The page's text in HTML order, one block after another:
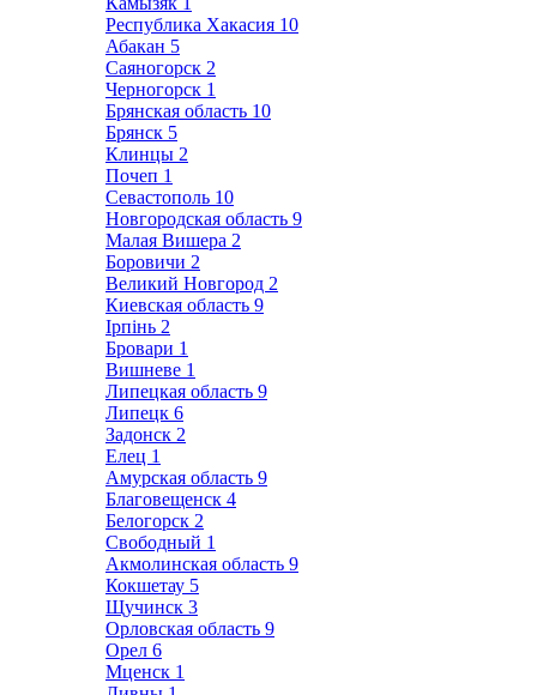
Республика Хакасия 10
Абакан 5
Саяногорск 2
Черногорск 1
Брянская область 10
Брянск 5
Клинцы 2
Почеп 1
Севастополь 10
Новгородская область 9
Малая Вишера 2
Боровичи 2
Великий Новгород 2
Киевская область 9
Ірпінь 2
Бровари 1
Вишневе 1
Липецкая область 9
Липецк 6
Задонск 2
Елец 1
Амурская область 9
Благовещенск 4
Белогорск 2
Свободный 1
Акмолинская область 9
Кокшетау 5
Щучинск 3
Орловская область 9
Орел 6
Мценск 1